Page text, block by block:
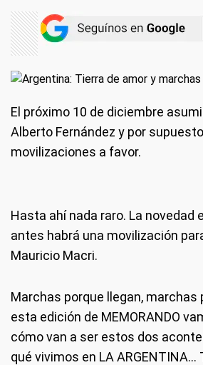
El próximo 10 de diciembre
Alberto Fernández y por
movilizaciones a favor.
Hasta ahí nada raro. La novedad
antes habrá una movilización
Mauricio Macri.
Marchas porque llegan, marchas
esta edición de MEMORANDO
cómo van a ser estos dos
qué vivimos en LA ARGENTINA…